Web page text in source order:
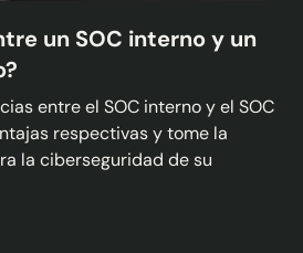
un SOC interno y un
entre el SOC interno y el SOC
respectivas y tome la
la ciberseguridad de su